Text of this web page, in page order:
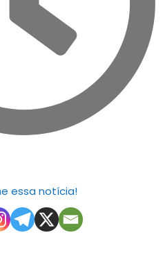
essa notícia!